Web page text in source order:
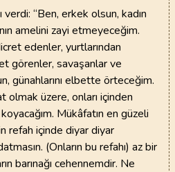
verdi: “Ben, erkek olsun, kadın
amelini zayi etmeyeceğim.
edenler, yurtlarından
görenler, savaşanlar ve
günahlarını elbette örteceğim.
olmak üzere, onları içinden
Mükâfatın en güzeli
refah içinde diyar diyar
(Onların bu refahı) az bir
barınağı cehennemdir. Ne